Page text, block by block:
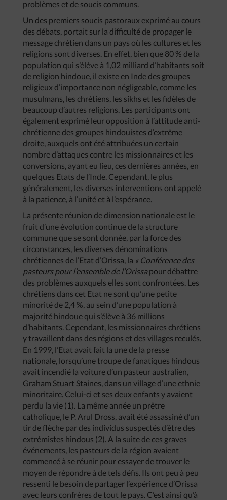
problèmes et de soucis communs.
Un des premiers soucis pastoraux exprimé au cours
des débats, portait sur la difficulté de propager le
message chrétien dans un pays où les cultures et les
religions sont diverses. En effet, bien que 80 % de la
population qui s’élève à 1,02 milliard d’habitants soit
de religion hindoue, il existe en Inde des groupes
religieux d’importance non négligeable, comme les
musulmans, les chrétiens, les sikhs et les fidèles de
beaucoup d’autres religions. Les participants ont
également exprimé leur opposition à l’attitude anti-
chrétienne des groupes hindouistes d’extrême
droite, auxquels ont été attribuées un certain
nombre d’attaques contre les missionnaires et les
conversions, ayant eu lieu, ces dernières années, en
quelques Etats de l’Inde. Cependant, le plus
généralement, les diverses interventions ont appelé
à la patience, à l’unité et à l’espérance.
La présente réunion de dimension nationale est le
fruit d’une évolution continue de la structure
commune que se sont donnée, par la force des
circonstances, les diverses dénominations
chrétiennes de l’Etat d’Orissa, la « Conférence des
pasteurs pour l’ensemble de l’Orissapour débattre
des problèmes auxquels elles sont confrontées. Les
chrétiens dans cet Etat ne sont qu’une petite
minorité de 2,4 %, au sein d’une population à
majorité hindoue qui s’élève à 36 millions
d’habitants. Cependant, les missionnaires chrétiens
y travaillent dans des régions et des villages reculés.
En 1999, l’Etat avait fait la une de la presse
nationale, lorsqu’une troupe de fanatiques hindous
avait incendié la voiture d’un pasteur australien,
Graham Stuart Staines, dans un village d’une ethnie
minoritaire. Celui-ci et ses deux enfants y avaient
perdu la vie (1). La même année un prêtre
catholique, le P. Arul Dross, avait été assassiné d’un
tir de flèche par des individus suspectés d’être des
extrémistes hindous (2). A la suite de ces graves
événements, les pasteurs de la région avaient
commencé à se réunir pour essayer de trouver le
moyen de répondre à de tels défis. Ils ont peu à peu
ressenti le besoin de partager l’expérience d’Orissa
avec leurs confrères de tout le pays. C’est ainsi qu’à